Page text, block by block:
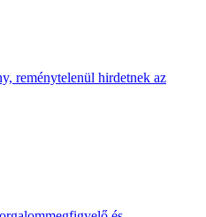
reménytelenül hirdetnek az